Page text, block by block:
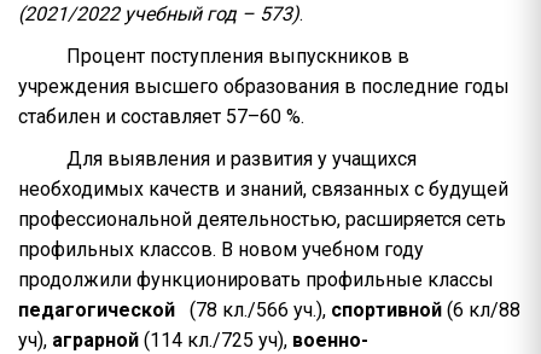
(2021/2022 учебный год – 573).
Процент поступления выпускников в
учреждения высшего образования в последние годы
стабилен и составляет 57–60 %.
Для выявления и развития у учащихся
необходимых качеств и знаний, связанных с будущей
профессиональной деятельностью, расширяется сеть
профильных классов. В новом учебном году
продолжили функционировать профильные классы
педагогической (78 кл./566 уч.), спортивной (6 кл/88
уч), аграрной (114 кл./725 уч), военно-